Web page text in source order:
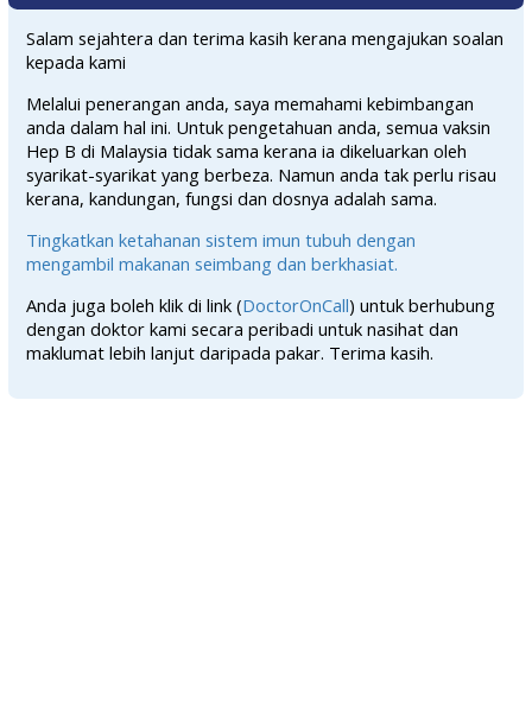
Salam sejahtera dan terima kasih kerana mengajukan soalan
kepada kami
Melalui penerangan anda, saya memahami kebimbangan
anda dalam hal ini. Untuk pengetahuan anda, semua vaksin
Hep B di Malaysia tidak sama kerana ia dikeluarkan oleh
syarikat-syarikat yang berbeza. Namun anda tak perlu risau
kerana, kandungan, fungsi dan dosnya adalah sama.
Tingkatkan ketahanan sistem imun tubuh dengan
mengambil makanan seimbang dan berkhasiat.
Anda juga boleh klik di link (DoctorOnCall) untuk berhubung
dengan doktor kami secara peribadi untuk nasihat dan
maklumat lebih lanjut daripada pakar. Terima kasih.